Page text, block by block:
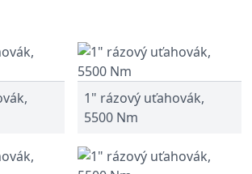
1" rázový uťahovák,
5500 Nm